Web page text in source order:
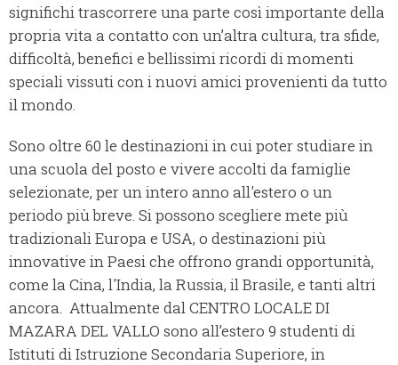
significhi trascorrere una parte così importante della
propria vita a contatto con un’altra cultura, tra sfide,
difficoltà, benefici e bellissimi ricordi di momenti
speciali vissuti con i nuovi amici provenienti da tutto
il mondo.
Sono oltre 60 le destinazioni in cui poter studiare in
una scuola del posto e vivere accolti da famiglie
selezionate, per un intero anno all'estero o un
periodo più breve. Si possono scegliere mete più
tradizionali Europa e USA, o destinazioni più
innovative in Paesi che offrono grandi opportunità,
come la Cina, l'India, la Russia, il Brasile, e tanti altri
ancora. Attualmente dal CENTRO LOCALE DI
MAZARA DEL VALLO sono all’estero 9 studenti di
Istituti di Istruzione Secondaria Superiore, in